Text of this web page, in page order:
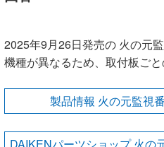
2025年9月26日発売の 火の元
機種が異なるため、取付板ごと
製品情報 火の元監視